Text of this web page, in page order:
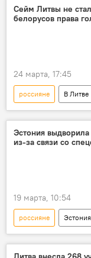
санкции
Россия
Сейм Литвы не
белорусов права
24 марта, 17:45
россияне В Литве
Сейм Литвы
Политика
дискриминация
Эстония
из-за связи со
19 марта, 10:54
россияне Эстония
Россия